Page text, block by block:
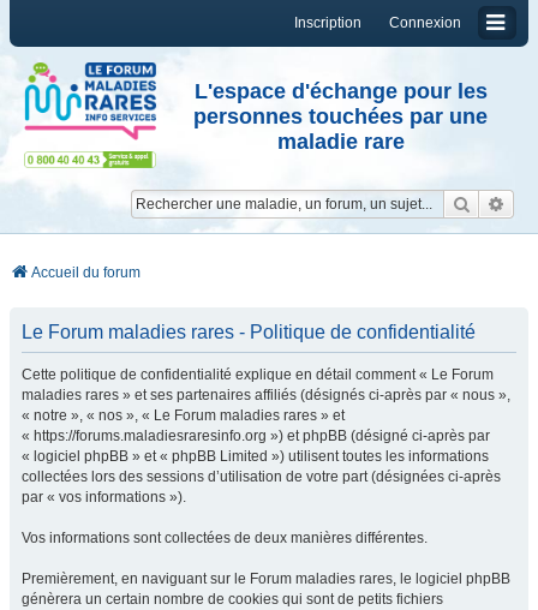
Connexion
Inscription
L'espace d'échange pour les
personnes touchées par une
maladie rare
Accueil du forum
Le Forum maladies rares - Politique de confidentialité
Cette politique de confidentialité explique en détail comment « Le Forum
maladies rares » et ses partenaires affiliés (désignés ci-après par « nous »,
« notre », « nos », « Le Forum maladies rares » et
« https://forums.maladiesraresinfo.org ») et phpBB (désigné ci-après par
« logiciel phpBB » et « phpBB Limited ») utilisent toutes les informations
collectées lors des sessions d’utilisation de votre part (désignées ci-après
par « vos informations »).
Vos informations sont collectées de deux manières différentes.
Premièrement, en naviguant sur le Forum maladies rares, le logiciel phpBB
génèrera un certain nombre de cookies qui sont de petits fichiers